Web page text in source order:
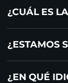
¿CUÁL ES
¿ESTAMOS
¿EN QUÉ